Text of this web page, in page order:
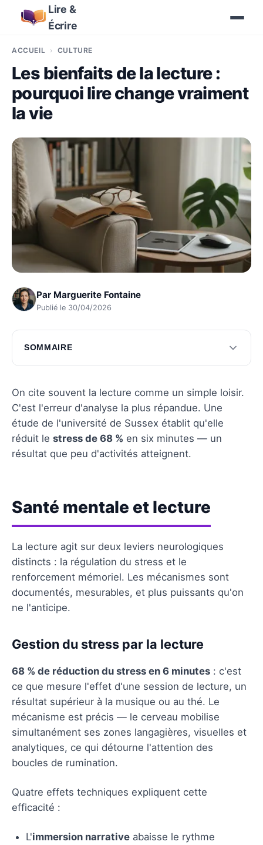
Lire &
Écrire
ACCUEIL CULTURE
Les bienfaits de la lecture :
pourquoi lire change vraiment
la vie
Par Marguerite Fontaine
Publié le 30/04/2026
SOMMAIRE
Santé mentale et lecture
Les interactions sociales enrichies par la
lecture
Lecture consciente et pleine présence
Questions fréquentes
On cite souvent la lecture comme un simple loisir.
C'est l'erreur d'analyse la plus répandue. Une
étude de l'université de Sussex établit qu'elle
réduit le stress de 68 % en six minutes — un
résultat que peu d'activités atteignent.
Santé mentale et lecture
La lecture agit sur deux leviers neurologiques
distincts : la régulation du stress et le
renforcement mémoriel. Les mécanismes sont
documentés, mesurables, et plus puissants qu'on
ne l'anticipe.
Gestion du stress par la lecture
68 % de réduction du stress en 6 minutes : c'est
ce que mesure l'effet d'une session de lecture, un
résultat supérieur à la musique ou au thé. Le
mécanisme est précis — le cerveau mobilise
simultanément ses zones langagières, visuelles et
analytiques, ce qui détourne l'attention des
boucles de rumination.
Quatre effets techniques expliquent cette
efficacité :
L'immersion narrative abaisse le rythme